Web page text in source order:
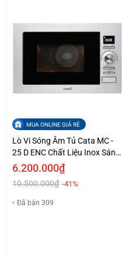
MUA ONLINE GIÁ RẺ
Lò Vi Sóng Âm Tủ Cata MC -
25 D ENC Chất Liệu Inox Sáng
Bóng Giá Tốt
6.200.000₫
10.500.000₫ -41%
Đã bán 309